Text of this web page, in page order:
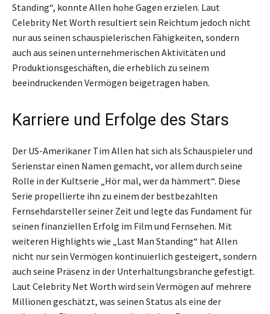
Standing“, konnte Allen hohe Gagen erzielen. Laut
Celebrity Net Worth resultiert sein Reichtum jedoch nicht
nur aus seinen schauspielerischen Fähigkeiten, sondern
auch aus seinen unternehmerischen Aktivitäten und
Produktionsgeschäften, die erheblich zu seinem
beeindruckenden Vermögen beigetragen haben.
Karriere und Erfolge des Stars
Der US-Amerikaner Tim Allen hat sich als Schauspieler und
Serienstar einen Namen gemacht, vor allem durch seine
Rolle in der Kultserie „Hör mal, wer da hämmert“. Diese
Serie propellierte ihn zu einem der bestbezahlten
Fernsehdarsteller seiner Zeit und legte das Fundament für
seinen finanziellen Erfolg im Film und Fernsehen. Mit
weiteren Highlights wie „Last Man Standing“ hat Allen
nicht nur sein Vermögen kontinuierlich gesteigert, sondern
auch seine Präsenz in der Unterhaltungsbranche gefestigt.
Laut Celebrity Net Worth wird sein Vermögen auf mehrere
Millionen geschätzt, was seinen Status als eine der